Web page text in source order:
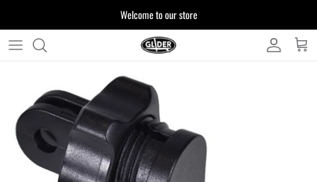
ッ
Welcome to our store
よくある質問
お客様からいただいたご質問をまとめており
ます
注文について 製品について